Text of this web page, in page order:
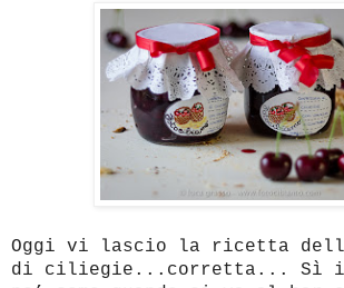
Oggi vi lascio la ricetta
di ciliegie...corretta... Sì